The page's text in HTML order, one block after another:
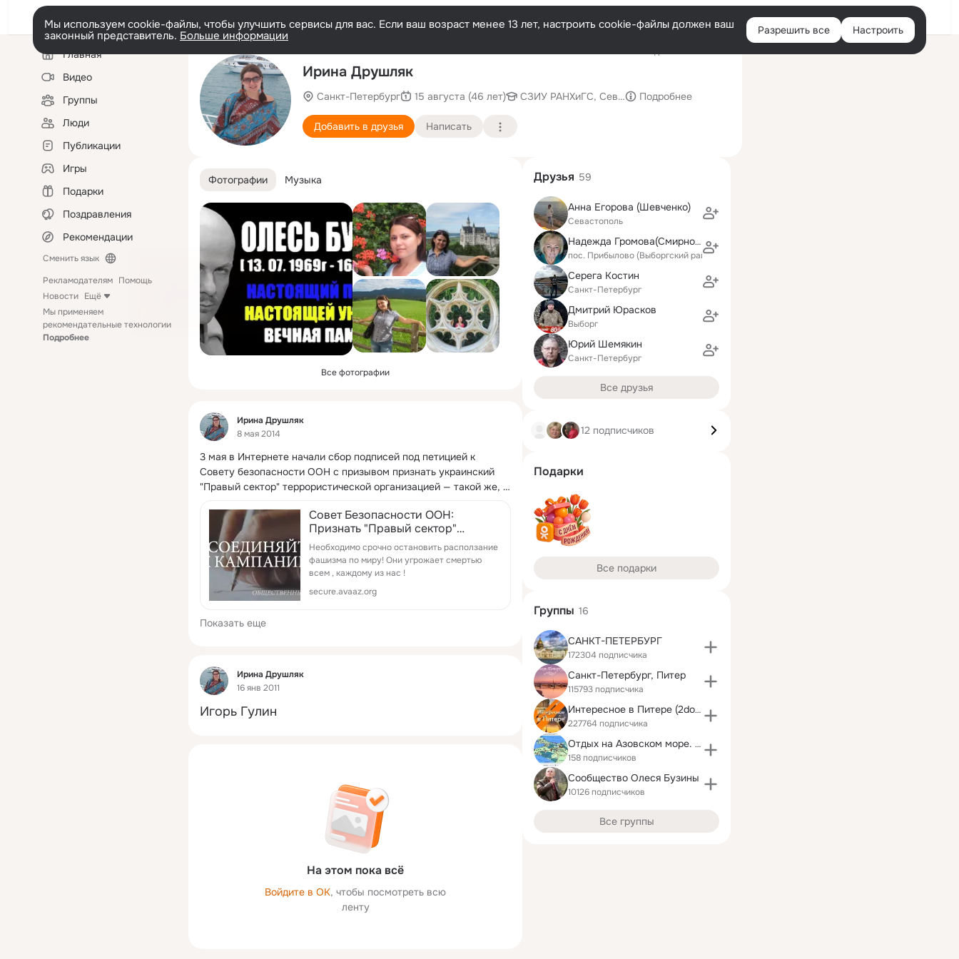
Войти
Мы используем cookie-файлы, чтобы улучшить сервисы для вас. Если ваш возраст менее 13 лет, настроить cookie-файлы должен ваш
законный представитель. Больше информации Разрешить все Настроить
Левая
колонкаГлавная
Видео
Группы
Люди
Публикации
Игры
Подарки
Поздравления
Рекомендации
Сменить язык
Рекламодателям Помощь
Новости Ещё
Мы применяем
рекомендательные технологии
Подробнее
Ирина Друшляк
Санкт-Петербург 15 августа (46 лет) СЗИУ РАНХиГС, Северо-Западный институт управления Российской академии
Подробнее
Добавить в друзья Написать
Фотографии Музыка
Все фотографии
Фид
Ирина Друшляк
8 мая 2014
3 мая в Интернете начали сбор подписей под петицией к
Совету безопасности ООН с призывом признать украинский
"Правый сектор" террористической организацией — такой же,
Совет Безопасности ООН:
Признать "Правый сектор"
террористической организацией
такой же как Аль Каида
Необходимо срочно остановить расползание
фашизма по миру! Они угрожает смертью
всем , каждому из нас !
secure.avaaz.org
Показать еще
Фид
Ирина Друшляк
16 янв 2011
Игорь Гулин
На этом пока всё
Войдите в ОК, чтобы посмотреть всю
ленту
Друзья 59
Анна Егорова (Шевченко)
Севастополь
Надежда Громова(Смирнова)
пос. Прибылово (Выборгский район)
Серега Костин
Санкт-Петербург
Дмитрий Юрасков
Выборг
Юрий Шемякин
Санкт-Петербург
Все друзья
12 подписчиков
Подарки
Все подарки
Группы 16
САНКТ-ПЕТЕРБУРГ
172304 подписчика
Санкт-Петербург, Питер
115793 подписчика
Интересное в Питере (2do2go.ru)
227764 подписчика
Отдых на Азовском море. Станица Голубицкая
158 подписчиков
Сообщество Олеся Бузины
10126 подписчиков
Все группы